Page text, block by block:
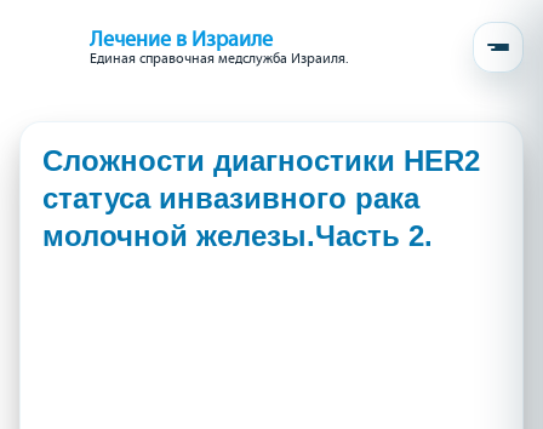
Лечение в Израиле
Единая справочная медслужба Израиля.
Сложности диагностики HER2
статуса инвазивного рака
молочной железы.Часть 2.